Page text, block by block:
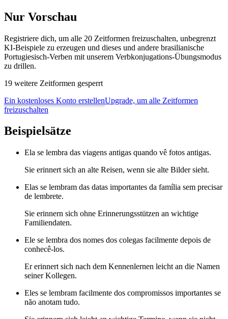
Nur Vorschau
Registriere dich, um alle 20 Zeitformen freizuschalten, unbegrenzt
KI-Beispiele zu erzeugen und dieses und andere brasilianische
Portugiesisch-Verben mit unserem Verbkonjugations-Übungsmodus
zu drillen.
19 weitere Zeitformen gesperrt
Ein kostenloses Konto erstellenUpgrade, um alle Zeitformen
freizuschalten
Beispielsätze
Ela se lembra das viagens antigas quando vê fotos antigas.
Sie erinnert sich an alte Reisen, wenn sie alte Bilder sieht.
Elas se lembram das datas importantes da família sem precisar
de lembrete.
Sie erinnern sich ohne Erinnerungsstützen an wichtige
Familiendaten.
Ele se lembra dos nomes dos colegas facilmente depois de
conhecê-los.
Er erinnert sich nach dem Kennenlernen leicht an die Namen
seiner Kollegen.
Eles se lembram facilmente dos compromissos importantes se
não anotam tudo.